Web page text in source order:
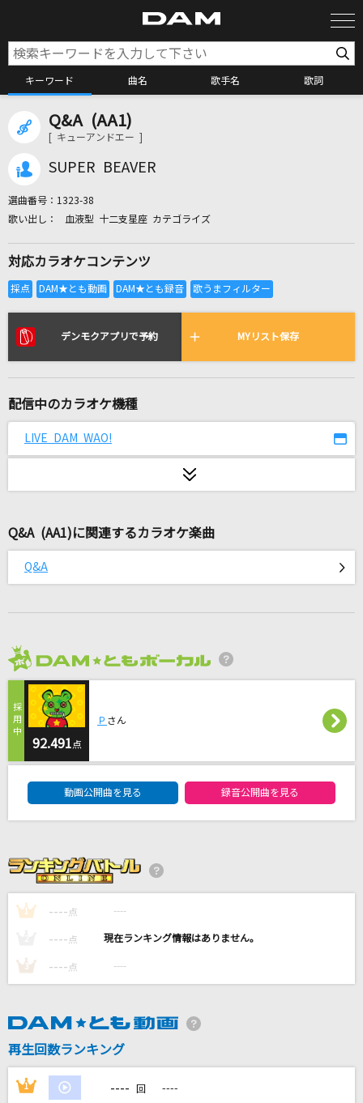
キーワード 曲名 歌手名 歌詞
全国りれき
リアルタイムで歌われている曲の一覧
ランデヴー
[生音]ふたりごと
W/X/Y
Tani Yuuki
シャルル
夏色
このまま君だけを奪い去りたい
DEEN
カタオモイ
Aimer(エメ)
メクルメ
初星学園
DAMの新曲・ランキングなど
カラオケ最新情報をチェック！
Q&A (AA1)
[ キューアンドエー ]
SUPER BEAVER
選曲番号： 1323-38
血液型 十二支星座 カテゴライズ
対応カラオケコンテンツ
デンモクアプリで予約 MYリスト保存
配信中のカラオケ機種
LIVE DAM WAO!
Q&A (AA1)に関連するカラオケ楽曲
Q&A
92.491 点
Ｐ さん
動画公開曲を見る 録音公開曲を見る
1 ---- 点 ----
---- 点 ----
3 ---- 点 ----
再生回数ランキング
1 ---- 回 ----